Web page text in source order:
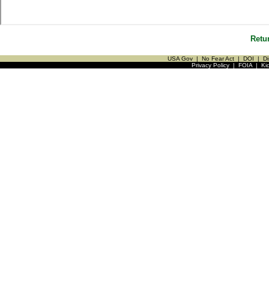
USA Gov | No Fear Act | DOI |
Privacy Policy| FOIA|